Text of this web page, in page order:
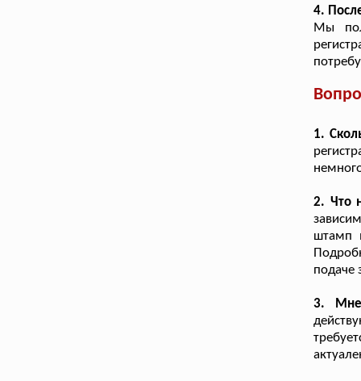
4.
Мы
1.
2. Что
штамп
подаче
3. Мне